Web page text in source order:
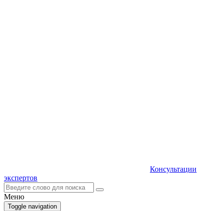
Консультации
экспертов
Меню
Toggle navigation